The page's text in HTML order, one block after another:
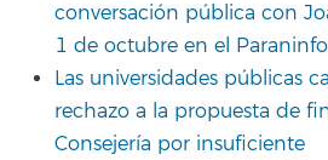
conversación pública con
1 de octubre en el Paraninfo
Las universidades públicas
rechazo a la propuesta de
Consejería por insuficiente